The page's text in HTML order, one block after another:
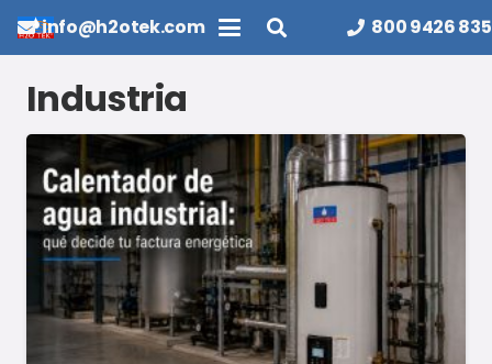
info@h2otek.com 800 9426 835
Industria